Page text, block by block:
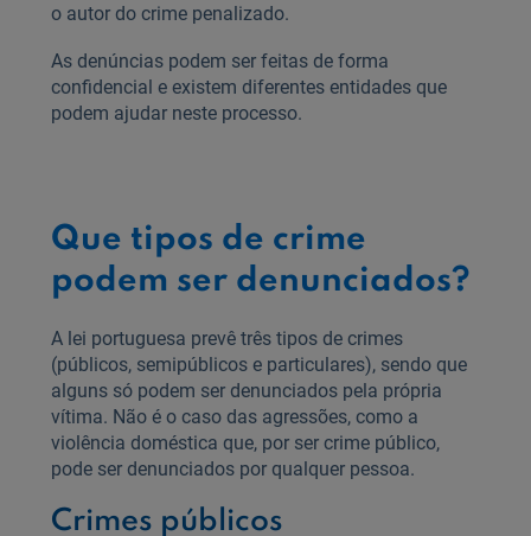
o autor do crime penalizado.
As denúncias podem ser feitas de forma
confidencial e existem diferentes entidades que
podem ajudar neste processo.
Que tipos de crime
podem ser denunciados?
A lei portuguesa prevê três tipos de crimes
(públicos, semipúblicos e particulares), sendo que
alguns só podem ser denunciados pela própria
vítima. Não é o caso das agressões, como a
violência doméstica que, por ser crime público,
pode ser denunciados por qualquer pessoa.
Crimes públicos